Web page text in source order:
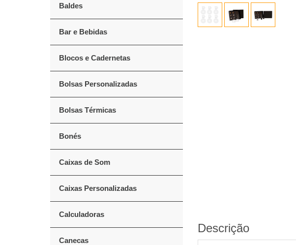
Baldes
Bar e Bebidas
Blocos e Cadernetas
Bolsas Personalizadas
Bolsas Térmicas
Bonés
Caixas de Som
Caixas Personalizadas
Calculadoras
Canecas
Descrição